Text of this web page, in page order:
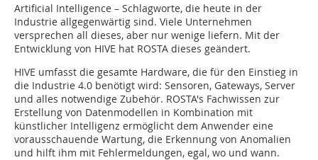
Artificial Intelligence – Schlagworte, die heute in der
Industrie allgegenwärtig sind. Viele Unternehmen
versprechen all dieses, aber nur wenige liefern. Mit der
Entwicklung von HIVE hat ROSTA dieses geändert.
HIVE umfasst die gesamte Hardware, die für den Einstieg in
die Industrie 4.0 benötigt wird: Sensoren, Gateways, Server
und alles notwendige Zubehör. ROSTA's Fachwissen zur
Erstellung von Datenmodellen in Kombination mit
künstlicher Intelligenz ermöglicht dem Anwender eine
vorausschauende Wartung, die Erkennung von Anomalien
und hilft ihm mit Fehlermeldungen, egal, wo und wann.